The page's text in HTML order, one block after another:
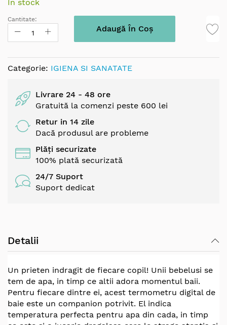
beginning
of
images
In stock
Cantitate:
Adaugă În Coș
Categorie: IGIENA SI SANATATE
Livrare 24 - 48 ore
Gratuită la comenzi peste 600 lei
Retur in 14 zile
Dacă produsul are probleme
Plăți securizate
100% plată securizată
24/7 Suport
Suport dedicat
Detalii
Un prieten indragit de fiecare copil! Unii bebelusi se
tem de apa, in timp ce altii adora momentul baii.
Pentru fiecare dintre ei, acest termometru digital de
baie este un companion potrivit. El indica
temperatura perfecta pentru apa din cada, in timp